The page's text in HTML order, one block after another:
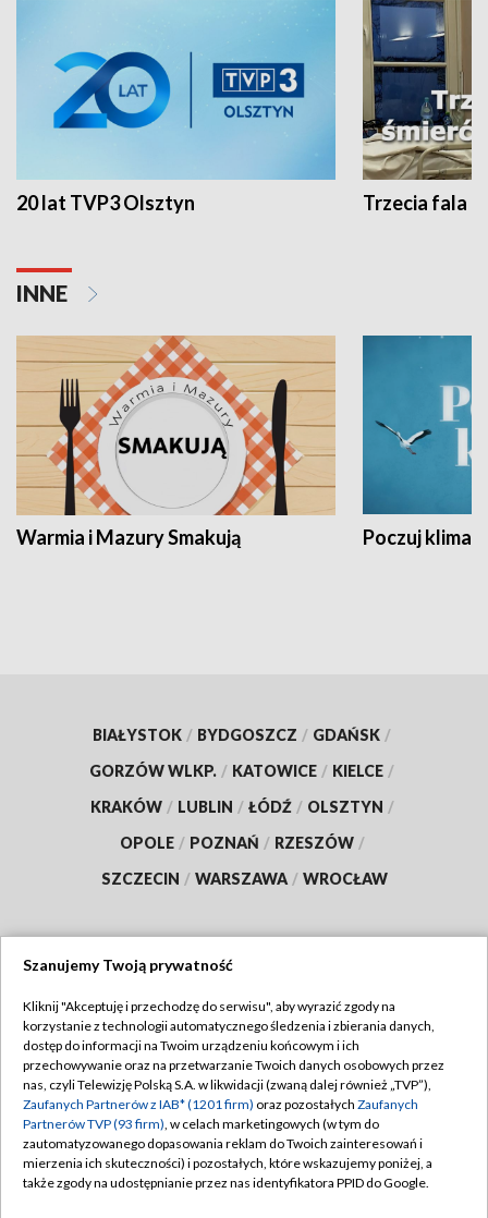
20 lat TVP3 Olsztyn Trzecia fala -
INNE
Warmia i Mazury Smakują Poczuj klimat
BIAŁYSTOK / BYDGOSZCZ / GDAŃSK /
GORZÓW WLKP. / KATOWICE / KIELCE /
KRAKÓW / LUBLIN / ŁÓDŹ / OLSZTYN /
OPOLE / POZNAŃ / RZESZÓW /
SZCZECIN / WARSZAWA / WROCŁAW
TVP
Abonament TVP
Emisja w TVP
Centrum informacji TVP
Naziemna Telewizja Cyfrowa
Regulamin TVP
Polityka prywatności
Moje zgody
Pomoc
Szanujemy Twoją prywatność
Kliknij "Akceptuję i przechodzę do serwisu", aby wyrazić zgody na
korzystanie z technologii automatycznego śledzenia i zbierania danych,
dostęp do informacji na Twoim urządzeniu końcowym i ich
przechowywanie oraz na przetwarzanie Twoich danych osobowych przez
nas, czyli Telewizję Polską S.A. w likwidacji (zwaną dalej również „TVP”),
Zaufanych Partnerów z IAB* (1201 firm) oraz pozostałych Zaufanych
Partnerów TVP (93 firm), w celach marketingowych (w tym do
zautomatyzowanego dopasowania reklam do Twoich zainteresowań i
mierzenia ich skuteczności) i pozostałych, które wskazujemy poniżej, a
także zgody na udostępnianie przez nas identyfikatora PPID do Google.